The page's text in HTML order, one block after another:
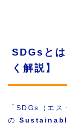
SDGsと
く解説】
「SDGs（エ
の